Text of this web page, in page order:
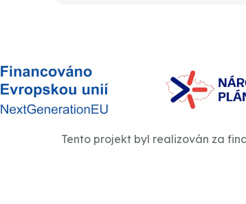
Tento projekt byl realizován za